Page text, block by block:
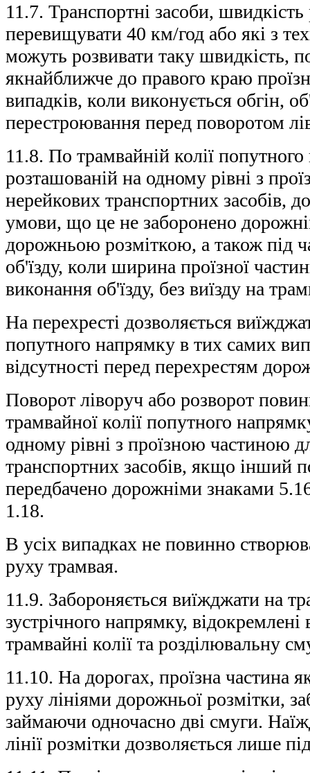
11.7. Транспортні засоби,
перевищувати 40 км/год або які з
можуть розвивати таку швидкість,
якнайближче до правого краю
випадків, коли виконується обгін,
перестроювання перед поворотом
11.8. По трамвайній колії
розташованій на одному рівні з
нерейкових транспортних засобів,
умови, що це не заборонено
дорожньою розміткою, а також під
об'їзду, коли ширина проїзної
виконання об'їзду, без виїзду на
На перехресті дозволяється
попутного напрямку в тих самих
відсутності перед перехрестям
Поворот ліворуч або розворот
трамвайної колії попутного
одному рівні з проїзною частиною
транспортних засобів, якщо інший
передбачено дорожніми знаками
1.18.
В усіх випадках не повинно
руху трамвая.
11.9. Забороняється виїжджати на
зустрічного напрямку, відокремлені
трамвайні колії та розділювальну
11.10. На дорогах, проїзна частина
руху лініями дорожньої розмітки,
займаючи одночасно дві смуги.
лінії розмітки дозволяється лише